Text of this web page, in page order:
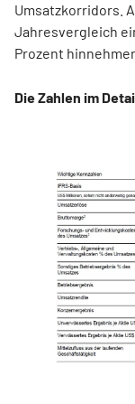
Umsatzkorridors.
Jahresvergleich
Prozent
Die Zahlen im